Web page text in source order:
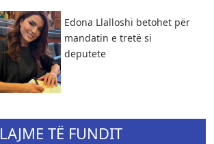
Edona Llalloshi betohet për
mandatin e tretë si
deputete
LAJME TË FUNDIT